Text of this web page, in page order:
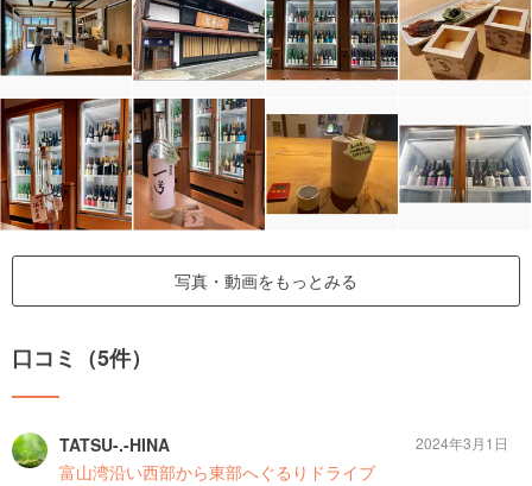
写真・動画をもっとみる
口コミ（5件）
TATSU-.-HINA
富山湾沿い西部から東部へぐるりドライブ
2024年3月1日